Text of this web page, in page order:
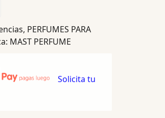
, PERFUMES PARA
MAST PERFUME
Solicita tu